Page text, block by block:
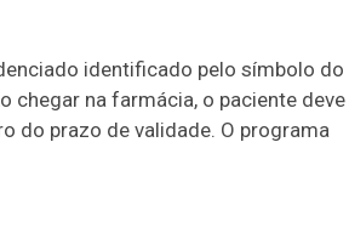
identificado pelo símbolo do
chegar na farmácia, o paciente deve
do prazo de validade. O programa